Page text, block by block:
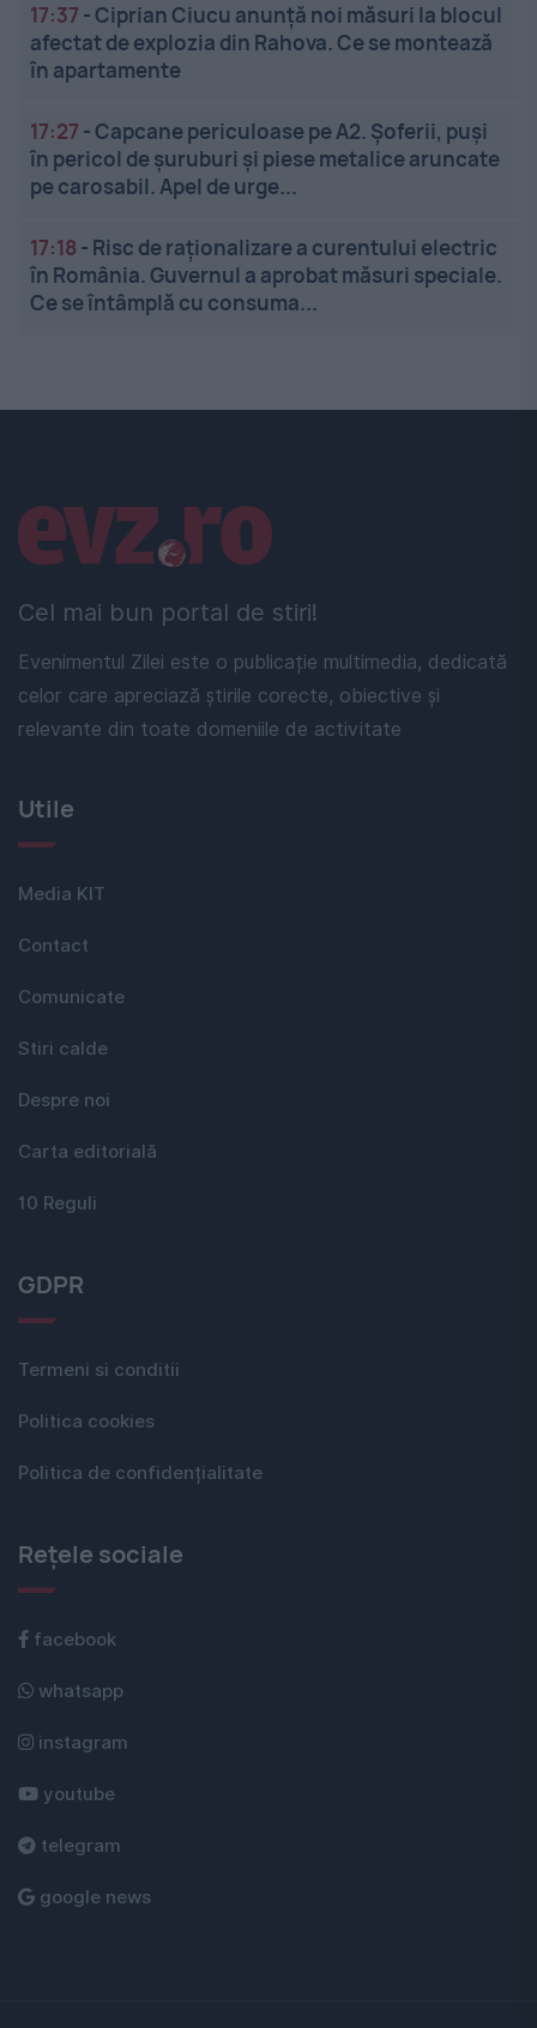
17:37 -Ciprian Ciucu anunță noi măsuri la blocul
afectat de explozia din Rahova. Ce se montează
în apartamente
17:27 -Capcane periculoase pe A2. Șoferii, puși
în pericol de șuruburi și piese metalice aruncate
pe carosabil. Apel de urge...
17:18 - Risc de raționalizare a curentului electric
în România. Guvernul a aprobat măsuri speciale.
Ce se întâmplă cu consuma...
Cel mai bun portal de stiri!
Evenimentul Zilei este o publicație multimedia, dedicată
celor care apreciază știrile corecte, obiective și
relevante din toate domeniile de activitate
Linkuri utile
Utile
Media KIT
Contact
Comunicate
Stiri calde
Despre noi
Carta editorială
10 Reguli
GDPR
Termeni si conditii
Politica cookies
Politica de confidențialitate
Rețele sociale
facebook
whatsapp
instagram
youtube
telegram
google news